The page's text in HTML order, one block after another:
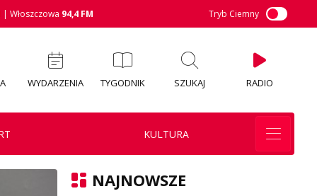
| Włoszczowa 94,4 FM Tryb Ciemny
WYDARZENIA TYGODNIK SZUKAJ RADIO
KULTURA
NAJNOWSZE